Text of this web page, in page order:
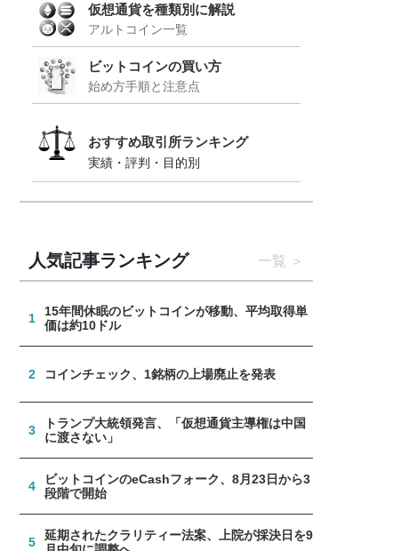
仮想通貨を種類別に解説
アルトコイン一覧
ビットコインの買い方
始め方手順と注意点
おすすめ取引所ランキング
実績・評判・目的別
人気記事ランキング 一覧
1
15年間休眠のビットコインが移動、平均取得単
価は約10ドル
2 コインチェック、1銘柄の上場廃止を発表
3
トランプ大統領発言、「仮想通貨主導権は中国
に渡さない」
4
ビットコインのeCashフォーク、8月23日から3
段階で開始
5
延期されたクラリティー法案、上院が採決日を9